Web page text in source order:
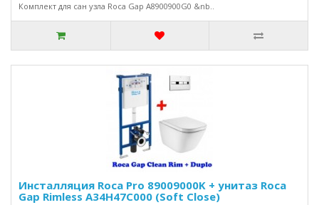
Комплект для сан узла Roca Gap A8900900G0 &nb..
Инсталляция Roca Pro 89009000K + унитаз Roca
Gap Rimless A34H47C000 (Soft Close)